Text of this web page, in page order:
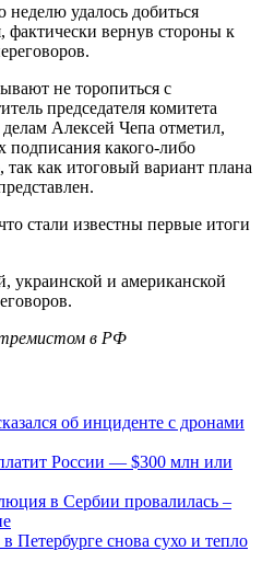
удалось добиться
вернув стороны к
не торопиться с
председателя комитета
Алексей Чепа отметил,
подписания какого-либо
как итоговый вариант плана
стали известны первые итоги
украинской и американской
в РФ
об инциденте с дронами
России — $300 млн или
в Сербии провалилась –
Петербурге снова сухо и тепло